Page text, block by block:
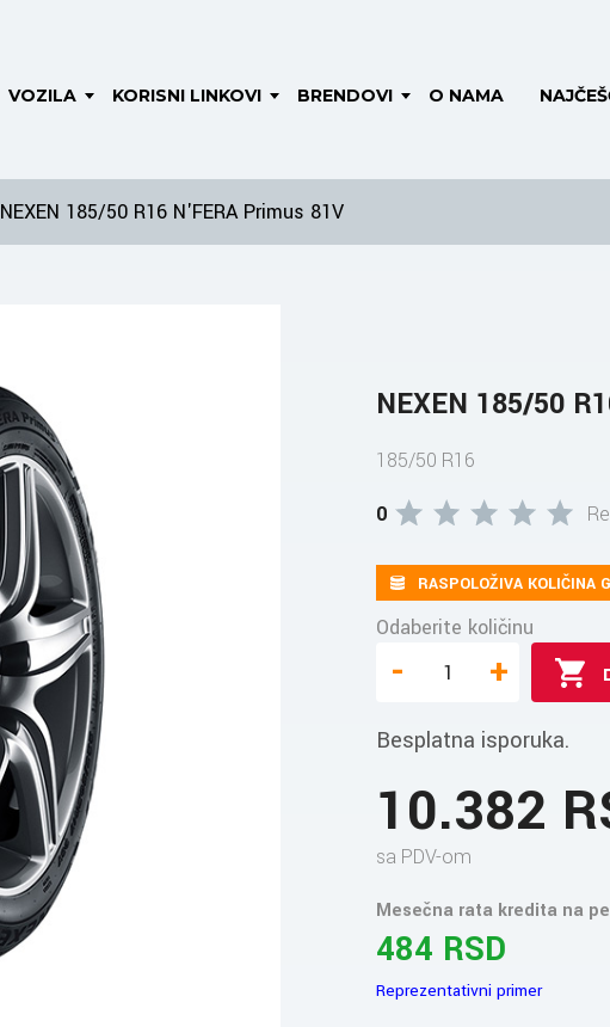
VOZILA KORISNI LINKOVI BRENDOVI O NAMA
NEXEN 185/50 R16 N'FERA Primus 81V
NEXEN 185/50
185/50 R16
0
RASPOLOŽIVA KOLIČINA
Odaberite količinu
- +
Besplatna isporuka.
10.382
sa PDV-om
Mesečna rata kredita na
484 RSD
Reprezentativni primer